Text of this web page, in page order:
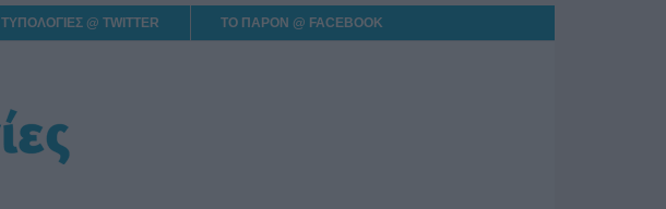
ΤΥΠΟΛΟΓΙΕΣ @ TWITTER ΤΟ ΠΑΡΟΝ @ FACEBOOK